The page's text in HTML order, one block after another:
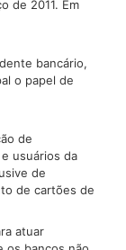
de 2011. Em
bancário,
o papel de
de
usuários da
de
de cartões de
atuar